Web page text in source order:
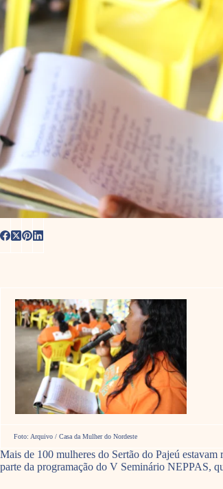
Foto: Arquivo / Casa da Mulher do Nordeste
Mais de 100 mulheres do Sertão do Pajeú
parte da programação do V Seminário NEPPAS,